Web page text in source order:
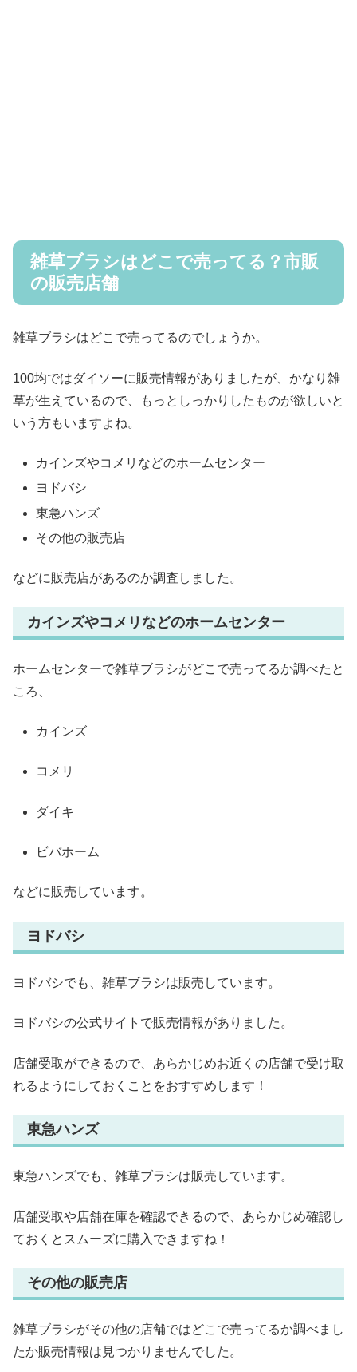
雑草ブラシはどこで売ってる？市販
の販売店舗
雑草ブラシはどこで売ってるのでしょうか。
100均ではダイソーに販売情報がありましたが、かなり雑
草が生えているので、もっとしっかりしたものが欲しいと
いう方もいますよね。
カインズやコメリなどのホームセンター
ヨドバシ
東急ハンズ
その他の販売店
などに販売店があるのか調査しました。
カインズやコメリなどのホームセンター
ホームセンターで雑草ブラシがどこで売ってるか調べたと
ころ、
カインズ
コメリ
ダイキ
ビバホーム
などに販売しています。
ヨドバシ
ヨドバシでも、雑草ブラシは販売しています。
ヨドバシの公式サイトで販売情報がありました。
店舗受取ができるので、あらかじめお近くの店舗で受け取
れるようにしておくことをおすすめします！
東急ハンズ
東急ハンズでも、雑草ブラシは販売しています。
店舗受取や店舗在庫を確認できるので、あらかじめ確認し
ておくとスムーズに購入できますね！
その他の販売店
雑草ブラシがその他の店舗ではどこで売ってるか調べまし
たか販売情報は見つかりませんでした。